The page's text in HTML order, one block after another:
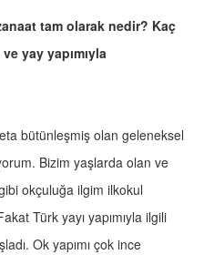
tam olarak nedir? Kaç
yay yapımıyla
bütünleşmiş olan geleneksel
Bizim yaşlarda olan ve
okçuluğa ilgim ilkokul
Türk yayı yapımıyla ilgili
Ok yapımı çok ince